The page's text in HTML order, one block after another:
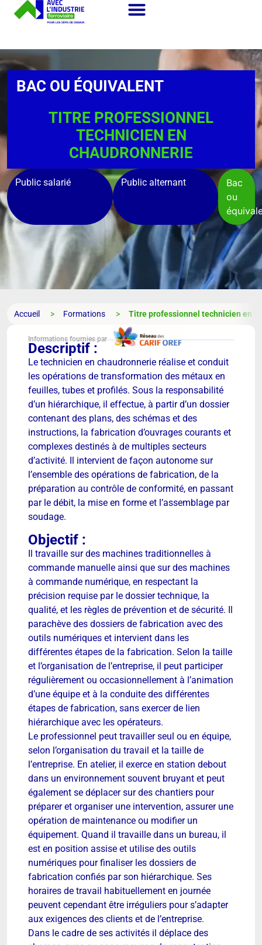
BAC OU ÉQUIVALENT
TITRE PROFESSIONNEL
TECHNICIEN EN
CHAUDRONNERIE
Public salarié Public alternant
Bac
ou
Accueil Formations Titre professionnel technicien en
Informations fournies par
Descriptif :
Le technicien en chaudronnerie réalise et conduit
les opérations de transformation des métaux en
feuilles, tubes et profilés. Sous la responsabilité
d’un hiérarchique, il effectue, à partir d’un dossier
contenant des plans, des schémas et des
instructions, la fabrication d’ouvrages courants et
complexes destinés à de multiples secteurs
d’activité. Il intervient de façon autonome sur
l’ensemble des opérations de fabrication, de la
préparation au contrôle de conformité, en passant
par le débit, la mise en forme et l’assemblage par
soudage.
Objectif :
Il travaille sur des machines traditionnelles à
commande manuelle ainsi que sur des machines
à commande numérique, en respectant la
précision requise par le dossier technique, la
qualité, et les règles de prévention et de sécurité. Il
parachève des dossiers de fabrication avec des
outils numériques et intervient dans les
différentes étapes de la fabrication. Selon la taille
et l’organisation de l’entreprise, il peut participer
régulièrement ou occasionnellement à l’animation
d’une équipe et à la conduite des différentes
étapes de fabrication, sans exercer de lien
hiérarchique avec les opérateurs.
Le professionnel peut travailler seul ou en équipe,
selon l’organisation du travail et la taille de
l’entreprise. En atelier, il exerce en station debout
dans un environnement souvent bruyant et peut
également se déplacer sur des chantiers pour
préparer et organiser une intervention, assurer une
opération de maintenance ou modifier un
équipement. Quand il travaille dans un bureau, il
est en position assise et utilise des outils
numériques pour finaliser les dossiers de
fabrication confiés par son hiérarchique. Ses
horaires de travail habituellement en journée
peuvent cependant être irréguliers pour s’adapter
aux exigences des clients et de l’entreprise.
Dans le cadre de ses activités il déplace des